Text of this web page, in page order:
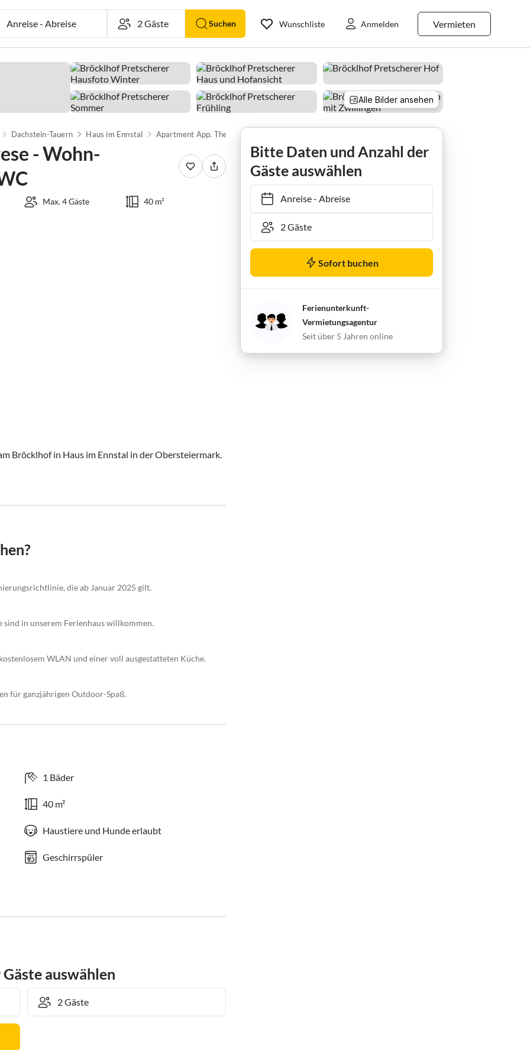
Anreise-Abreise Suchen Vermieten
Wunschliste Anmelden
Alle Bilder ansehen
Dachstein-Tauern Haus im Ennstal
- Wohn-
Max. 4 Gäste 40 m²
Bröcklhof in Haus im Ennstal in der Obersteiermark.
die ab Januar 2025 gilt.
in unserem Ferienhaus willkommen.
WLAN und einer voll ausgestatteten Küche.
für ganzjährigen Outdoor-Spaß.
1 Bäder
40 m²
Haustiere und Hunde erlaubt
Geschirrspüler
auswählen
Bitte Daten und Anzahl der
Gäste auswählen
Anreise- Abreise
Sofort buchen
Ferienunterkunft-
Vermietungsagentur
Seit über 5 Jahren online